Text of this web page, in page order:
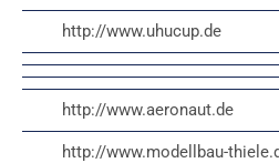
http://www.uhucup.de
http://www.aeronaut.de
http://www.modellbau-